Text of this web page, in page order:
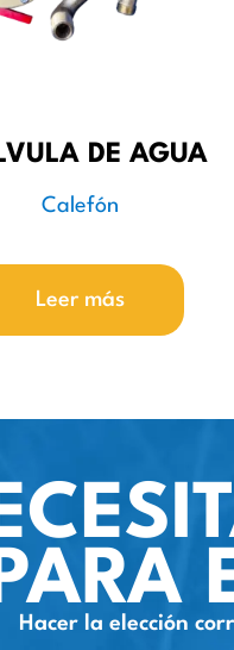
DE AGUA
Calefón
Leer más
Hacer la elección